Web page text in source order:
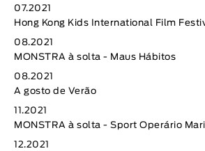
07.2021
Hong Kong Kids International Film
08.2021
MONSTRA à solta - Maus Hábitos
08.2021
A gosto de Verão
11.2021
MONSTRA à solta - Sport Operário
12.2021